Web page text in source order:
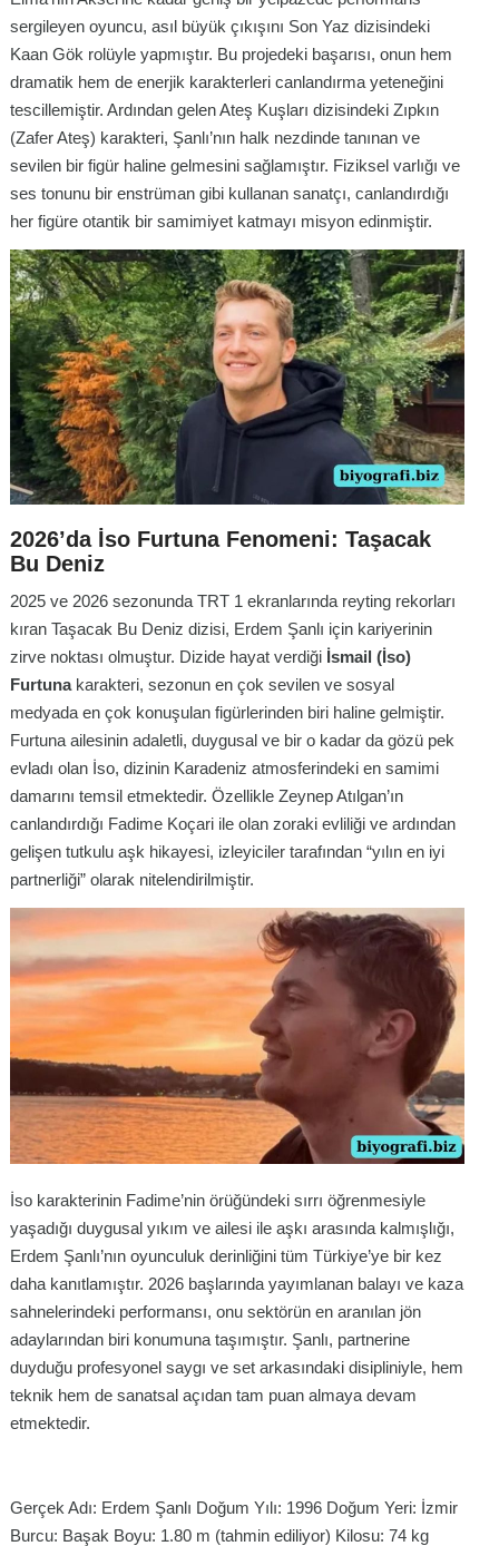
sergileyen oyuncu, asıl büyük çıkışını Son Yaz dizisindeki
Kaan Gök rolüyle yapmıştır. Bu projedeki başarısı, onun hem
dramatik hem de enerjik karakterleri canlandırma yeteneğini
tescillemiştir. Ardından gelenAteş Kuşları dizisindeki Zıpkın
(Zafer Ateş) karakteri, Şanlı’nın halk nezdinde tanınan ve
sevilen bir figür haline gelmesini sağlamıştır. Fiziksel varlığı ve
ses tonunu bir enstrüman gibi kullanan sanatçı, canlandırdığı
her figüre otantik bir samimiyet katmayı misyon edinmiştir.
2026’da İso Furtuna Fenomeni: Taşacak
Bu Deniz
2025 ve 2026 sezonunda TRT 1 ekranlarında reyting rekorları
kıran Taşacak Bu Deniz dizisi, Erdem Şanlı için kariyerinin
zirve noktası olmuştur. Dizide hayat verdiği İsmail (İso)
Furtunakarakteri, sezonun en çok sevilen ve sosyal
medyada en çok konuşulan figürlerinden biri haline gelmiştir.
Furtuna ailesinin adaletli, duygusal ve bir o kadar da gözü pek
evladı olan İso, dizinin Karadeniz atmosferindeki en samimi
damarını temsil etmektedir. Özellikle Zeynep Atılgan’ın
canlandırdığı Fadime Koçari ile olan zoraki evliliği ve ardından
gelişen tutkulu aşk hikayesi, izleyiciler tarafından “yılın en iyi
partnerliği” olarak nitelendirilmiştir.
İso karakterinin Fadime’nin örüğündeki sırrı öğrenmesiyle
yaşadığı duygusal yıkım ve ailesi ile aşkı arasında kalmışlığı,
Erdem Şanlı’nın oyunculuk derinliğini tüm Türkiye’ye bir kez
daha kanıtlamıştır. 2026 başlarında yayımlanan balayı ve kaza
sahnelerindeki performansı, onu sektörün en aranılan jön
adaylarından biri konumuna taşımıştır. Şanlı, partnerine
duyduğu profesyonel saygı ve set arkasındaki disipliniyle, hem
teknik hem de sanatsal açıdan tam puan almaya devam
etmektedir.
Gerçek Adı: Erdem Şanlı Doğum Yılı: 1996 Doğum Yeri: İzmir
Burcu: Başak Boyu: 1.80 m (tahmin ediliyor) Kilosu: 74 kg